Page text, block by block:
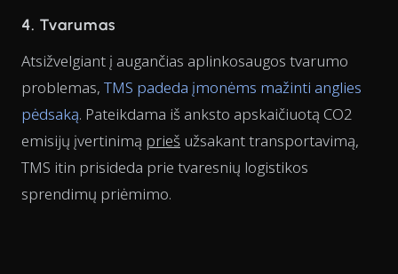
4. Tvarumas
Atsižvelgiant į augančias aplinkosaugos tvarumo
problemas, TMS padeda įmonėms mažinti anglies
pėdsaką. Pateikdama iš anksto apskaičiuotą CO2
emisijų įvertinimą prieš užsakant transportavimą,
TMS itin prisideda prie tvaresnių logistikos
sprendimų priėmimo.